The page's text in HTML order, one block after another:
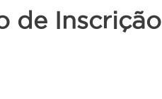
de Inscrição